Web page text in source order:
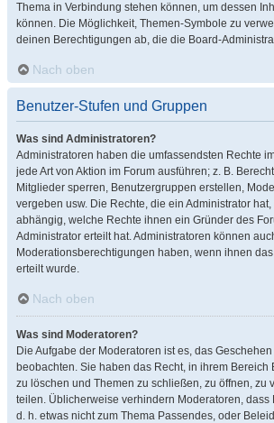
Thema in Verbindung stehen können, um dessen
können. Die Möglichkeit, Themen-Symbole zu
deinen Berechtigungen ab, die die Board-
Nach oben
Benutzer-Stufen und Gruppen
Was sind Administratoren?
Administratoren haben die umfassendsten Rechte
jede Art von Aktion im Forum ausführen; z. B.
Mitglieder sperren, Benutzergruppen erstellen,
vergeben usw. Die Rechte, die ein Administrator
abhängig, welche Rechte ihnen ein Gründer des
Administrator erteilt hat. Administratoren können
Moderationsberechtigungen haben, wenn ihnen
erteilt wurde.
Nach oben
Was sind Moderatoren?
Die Aufgabe der Moderatoren ist es, das
beobachten. Sie haben das Recht, in ihrem Bereich
zu löschen und Themen zu schließen, zu öffnen, zu
teilen. Üblicherweise verhindern Moderatoren, dass
d. h. etwas nicht zum Thema Passendes, oder